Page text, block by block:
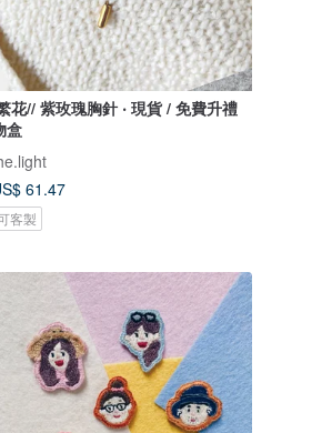
// 紫玫瑰胸針 ‧ 現貨 / 免費升禮
盒
61.47
客製